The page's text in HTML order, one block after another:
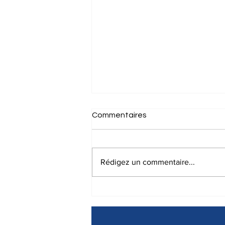
Commentaires
Rédigez un commentaire...